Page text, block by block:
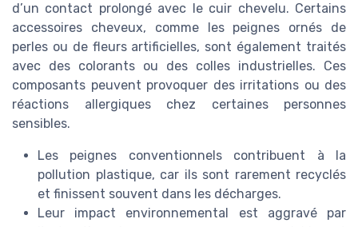
d’un contact prolongé avec le cuir chevelu. Certains
accessoires cheveux, comme les peignes ornés de
perles ou de fleurs artificielles, sont également traités
avec des colorants ou des colles industrielles. Ces
composants peuvent provoquer des irritations ou des
réactions allergiques chez certaines personnes
sensibles.
Les peignes conventionnels contribuent à la
pollution plastique, car ils sont rarement recyclés
et finissent souvent dans les décharges.
Leur impact environnemental est aggravé par